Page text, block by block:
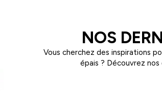
NOS
Vous cherchez des inspirations
épais ? Découvrez
! Découvrez STAPS Toulon, une